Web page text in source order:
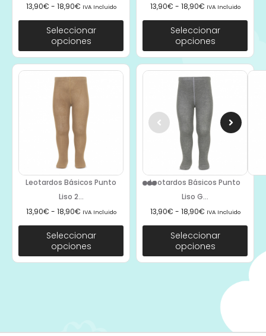
13,90€ - 18,90€ IVA Incluido
Seleccionar
opciones
13,90€ - 18,90€ IVA Incluido
Seleccionar
opciones
Leotardos Básicos Punto
Liso 2...
13,90€ - 18,90€ IVA Incluido
Seleccionar
opciones
Leotardos Básicos Punto
Liso G...
13,90€ - 18,90€ IVA Incluido
Seleccionar
opciones